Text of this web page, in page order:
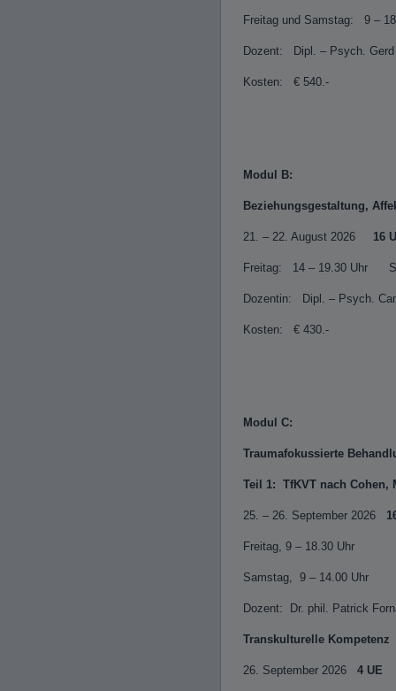
Freitag und Samstag: 9 –
Dozent: Dipl. – Psych.
Kosten: € 540.-
Modul B:
Beziehungsgestaltung,
21. – 22. August 2026 16
Freitag: 14 – 19.30 Uhr
Dozentin: Dipl. – Psych.
Kosten: € 430.-
Modul C:
Traumafokussierte
Teil 1: TfKVT nach Cohen,
25. – 26. September 2026
Freitag, 9 – 18.30 Uhr
Samstag, 9 – 14.00 Uhr
Dozent: Dr. phil. Patrick
Transkulturelle Kompetenz
26. September 2026 4 UE